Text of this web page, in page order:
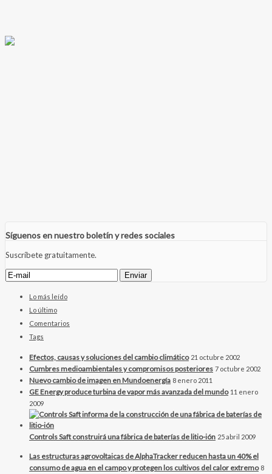
Síguenos en nuestro boletín y redes sociales
Suscríbete gratuitamente.
Lo más leído
Lo último
Comentarios
Tags
Efectos, causas y soluciones del cambio climático 21 octubre 2002
Cumbres medioambientales y compromisos posteriores 7 octubre 2002
Nuevo cambio de imagen en Mundoenergía 8 enero 2011
GE Energy produce turbina de vapor más avanzada del mundo 11 enero
2009
Controls Saft construirá una fábrica de baterías de litio-ión 25 abril 2009
Las estructuras agrovoltaicas de AlphaTracker reducen hasta un 40% el
consumo de agua en el campo y protegen los cultivos del calor extremo 8